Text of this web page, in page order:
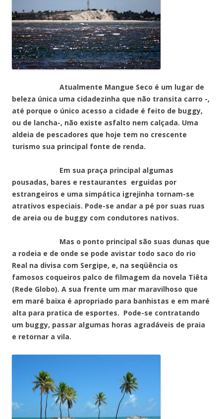
Atualmente Mangue Seco é um lugar de
beleza única uma cidadezinha que não transita carro -,
até porque o único acesso a cidade é feito de buggy,
ou de lancha-, não existe asfalto nem calçada. Uma
aldeia de pescadores que hoje tem no crescente
turismo sua principal fonte de renda.
Em sua praça principal algumas
pousadas, bares e restaurantes erguidas por
estrangeiros e uma simpática igrejinha tornam-se
atrativos especiais. Pode-se andar a pé por suas ruas
de areia ou de buggy com condutores nativos.
Mas o ponto principal são suas dunas que
a rodeia e de onde se pode avistar todo saco do rio
Real na divisa com Sergipe, e, na seqüência os
famosos coqueiros palco de filmagem da novela Tiêta
(Rede Globo). A sua frente um mar maravilhoso que
em maré baixa é apropriado para banhistas e em maré
alta para pratica de esportes. Pode-se contratando
um buggy, passar algumas horas agradáveis de praia
e retornar a vila.